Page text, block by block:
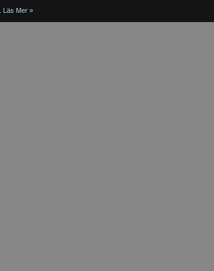
Läs Mer »